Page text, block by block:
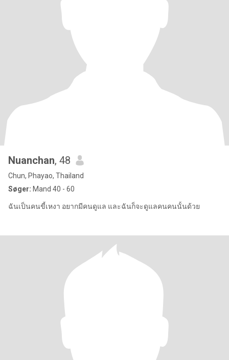
Nuanchan, 48
Chun, Phayao, Thailand
Søger: Mand 40 - 60
ฉันเป็นคนขี้เหงา อยากมีคนดูแล และฉันก็จะดูแลคนคนนั้นด้วย